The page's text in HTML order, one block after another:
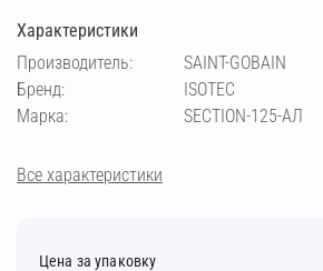
Характеристики
Производитель:
SAINT-GOBAIN
Бренд:
ISOTEC
Марка:
SECTION-125-АЛ
Все характеристики
Цена за упаковку